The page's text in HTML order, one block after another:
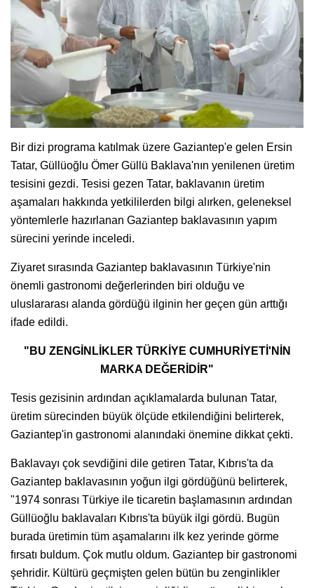
Bir dizi programa katılmak üzere Gaziantep'e gelen Ersin
Tatar, Güllüoğlu Ömer Güllü Baklava'nın yenilenen üretim
tesisini gezdi. Tesisi gezen Tatar, baklavanın üretim
aşamaları hakkında yetkililerden bilgi alırken, geleneksel
yöntemlerle hazırlanan Gaziantep baklavasının yapım
sürecini yerinde inceledi.
Ziyaret sırasında Gaziantep baklavasının Türkiye'nin
önemli gastronomi değerlerinden biri olduğu ve
uluslararası alanda gördüğü ilginin her geçen gün arttığı
ifade edildi.
"BU ZENGİNLİKLER TÜRKİYE CUMHURİYETİ'NİN
MARKA DEĞERİDİR"
Tesis gezisinin ardından açıklamalarda bulunan Tatar,
üretim sürecinden büyük ölçüde etkilendiğini belirterek,
Gaziantep'in gastronomi alanındaki önemine dikkat çekti.
Baklavayı çok sevdiğini dile getiren Tatar, Kıbrıs'ta da
Gaziantep baklavasının yoğun ilgi gördüğünü belirterek,
"1974 sonrası Türkiye ile ticaretin başlamasının ardından
Güllüoğlu baklavaları Kıbrıs'ta büyük ilgi gördü. Bugün
burada üretimin tüm aşamalarını ilk kez yerinde görme
fırsatı buldum. Çok mutlu oldum. Gaziantep bir gastronomi
şehridir. Kültürü geçmişten gelen bütün bu zenginlikler